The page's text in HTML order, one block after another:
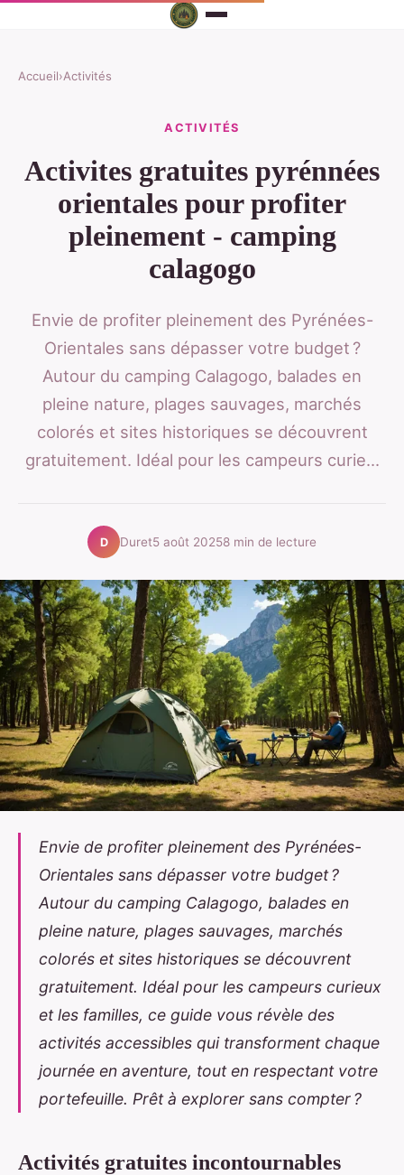
Accueil›Activités
ACTIVITÉS
Activites gratuites pyrénnées
orientales pour profiter
pleinement - camping
calagogo
Envie de profiter pleinement des Pyrénées-
Orientales sans dépasser votre budget ?
Autour du camping Calagogo, balades en
pleine nature, plages sauvages, marchés
colorés et sites historiques se découvrent
gratuitement. Idéal pour les campeurs curie...
D Duret5 août 20258 min de lecture
Envie de profiter pleinement des Pyrénées-
Orientales sans dépasser votre budget ?
Autour du camping Calagogo, balades en
pleine nature, plages sauvages, marchés
colorés et sites historiques se découvrent
gratuitement. Idéal pour les campeurs curieux
et les familles, ce guide vous révèle des
activités accessibles qui transforment chaque
journée en aventure, tout en respectant votre
portefeuille. Prêt à explorer sans compter ?
Activités gratuites incontournables